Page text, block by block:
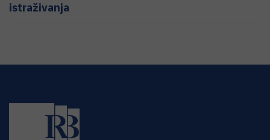
istraživanja